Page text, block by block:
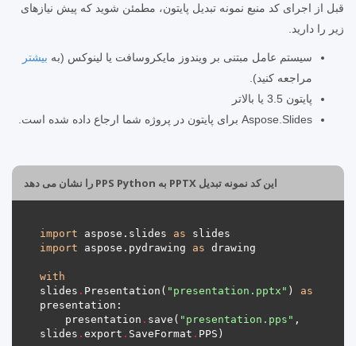
قبل از اجرای کد منبع نمونه تبدیل پایتون، مطمئن شوید که پیش نیازهای
زیر را دارید.
سیستم عامل مبتنی بر ویندوز مایکروسافت یا لینوکس (به بیشتر
مراجعه کنید).
پایتون 3.5 یا بالاتر
Aspose.Slides برای پایتون در پروژه شما ارجاع داده شده است.
این کد نمونه تبدیل PPTX به PPS Python را نشان می دهد
import aspose.slides as
import aspose.pydrawing as
with
slides . Presentation( "presentation.pptx" ) as
    presentation
. save( "presentation.pps" ,
slides . export . SaveFormat .